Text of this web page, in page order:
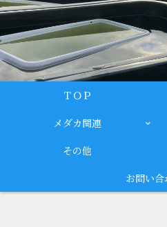
ＴＯＰ
メダカ関連
その他
お問い